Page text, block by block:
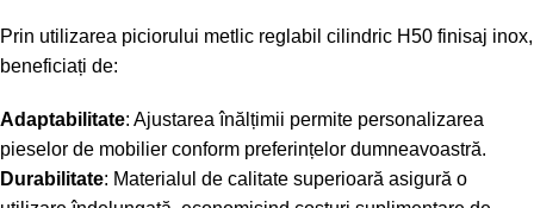
Prin utilizarea piciorului metlic reglabil cilindric H50 finisaj inox,
beneficiați de:
Adaptabilitate: Ajustarea înălțimii permite personalizarea
pieselor de mobilier conform preferințelor dumneavoastră.
Durabilitate: Materialul de calitate superioară asigură o